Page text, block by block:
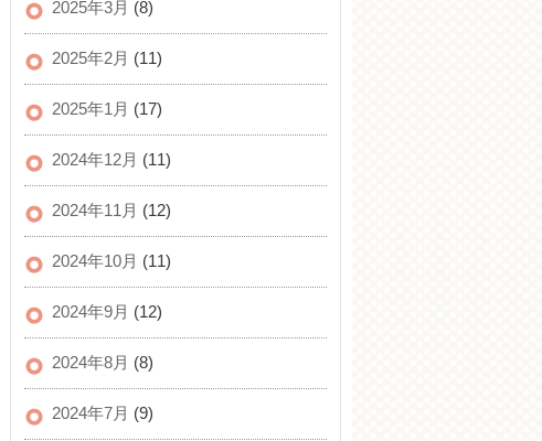
2025年3月 (8)
2025年2月 (11)
2025年1月 (17)
2024年12月 (11)
2024年11月 (12)
2024年10月 (11)
2024年9月 (12)
2024年8月 (8)
2024年7月 (9)